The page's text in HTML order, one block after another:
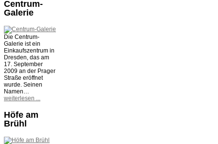
Centrum-
Galerie
Die Centrum-
Galerie ist ein
Einkaufszentrum in
Dresden, das am
17. September
2009 an der Prager
Straße eröffnet
wurde. Seinen
Namen…
weiterlesen ...
Höfe am
Brühl